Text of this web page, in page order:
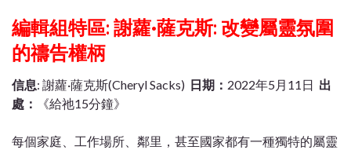
編輯組特區: 謝蘿·薩克斯: 改變屬靈氛圍
的禱告權柄
信息: 謝蘿·薩克斯(Cheryl Sacks) 日期： 2022年5月11日 出
處：
《給祂15分鐘》
每個家庭、工作場所、鄰里，甚至國家都有一種獨特的屬靈